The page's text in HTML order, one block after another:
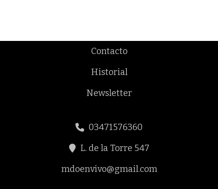
Contacto
Historial
Newsletter
03471576360
L. de la Torre 547
mdoenvivo@gmail.com